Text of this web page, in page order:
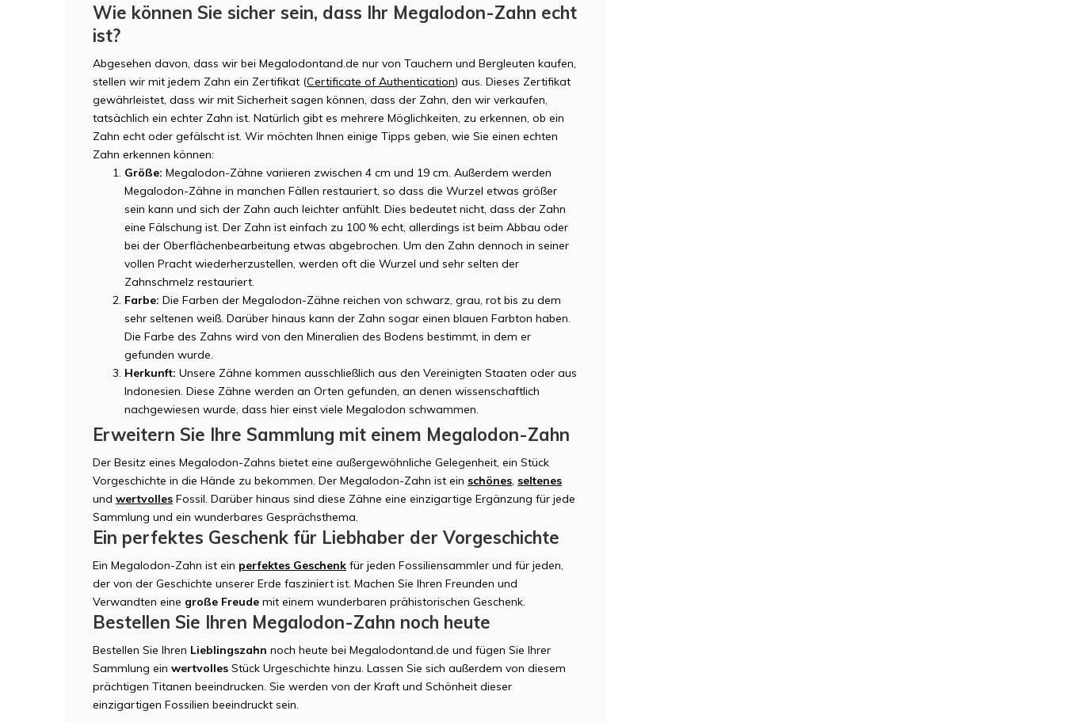
Wie können Sie sicher sein, dass Ihr Megalodon-Zahn echt
ist?
Abgesehen davon, dass wir bei Megalodontand.de nur von Tauchern und Bergleuten kaufen,
stellen wir mit jedem Zahn ein Zertifikat (Certificate of Authentication) aus. Dieses Zertifikat
gewährleistet, dass wir mit Sicherheit sagen können, dass der Zahn, den wir verkaufen,
tatsächlich ein echter Zahn ist. Natürlich gibt es mehrere Möglichkeiten, zu erkennen, ob ein
Zahn echt oder gefälscht ist. Wir möchten Ihnen einige Tipps geben, wie Sie einen echten
Zahn erkennen können:
Größe: Megalodon-Zähne variieren zwischen 4 cm und 19 cm. Außerdem werden
Megalodon-Zähne in manchen Fällen restauriert, so dass die Wurzel etwas größer
sein kann und sich der Zahn auch leichter anfühlt. Dies bedeutet nicht, dass der Zahn
eine Fälschung ist. Der Zahn ist einfach zu 100 % echt, allerdings ist beim Abbau oder
bei der Oberflächenbearbeitung etwas abgebrochen. Um den Zahn dennoch in seiner
vollen Pracht wiederherzustellen, werden oft die Wurzel und sehr selten der
Zahnschmelz restauriert.
Farbe: Die Farben der Megalodon-Zähne reichen von schwarz, grau, rot bis zu dem
sehr seltenen weiß. Darüber hinaus kann der Zahn sogar einen blauen Farbton haben.
Die Farbe des Zahns wird von den Mineralien des Bodens bestimmt, in dem er
gefunden wurde.
Herkunft: Unsere Zähne kommen ausschließlich aus den Vereinigten Staaten oder aus
Indonesien. Diese Zähne werden an Orten gefunden, an denen wissenschaftlich
nachgewiesen wurde, dass hier einst viele Megalodon schwammen.
Erweitern Sie Ihre Sammlung mit einem Megalodon-Zahn
Der Besitz eines Megalodon-Zahns bietet eine außergewöhnliche Gelegenheit, ein Stück
Vorgeschichte in die Hände zu bekommen. Der Megalodon-Zahn ist ein schönes seltenes
und wertvolles Fossil. Darüber hinaus sind diese Zähne eine einzigartige Ergänzung für jede
Sammlung und ein wunderbares Gesprächsthema.
Ein perfektes Geschenk für Liebhaber der Vorgeschichte
Ein Megalodon-Zahn ist ein perfektes Geschenk für jeden Fossiliensammler und für jeden,
der von der Geschichte unserer Erde fasziniert ist. Machen Sie Ihren Freunden und
Verwandten eine große Freude mit einem wunderbaren prähistorischen Geschenk.
Bestellen Sie Ihren Megalodon-Zahn noch heute
Bestellen Sie Ihren Lieblingszahn noch heute bei Megalodontand.de und fügen Sie Ihrer
Sammlung ein wertvolles Stück Urgeschichte hinzu. Lassen Sie sich außerdem von diesem
prächtigen Titanen beeindrucken. Sie werden von der Kraft und Schönheit dieser
einzigartigen Fossilien beeindruckt sein.